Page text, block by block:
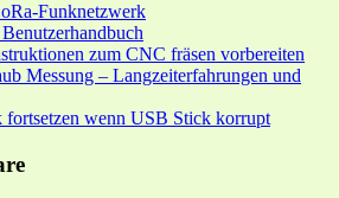
Funknetzwerk
zum CNC fräsen vorbereiten
Messung – Langzeiterfahrungen und
wenn USB Stick korrupt